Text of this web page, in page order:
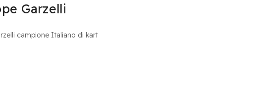
Garzelli
campione Italiano di kart